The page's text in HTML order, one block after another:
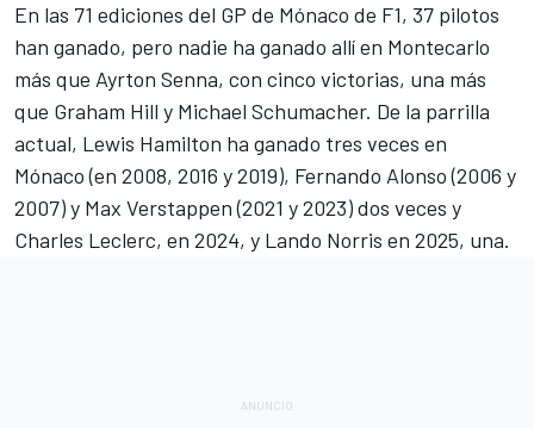
En las 71 ediciones del GP de Mónaco de F1, 37 pilotos
han ganado, pero nadie ha ganado allí en Montecarlo
más que Ayrton Senna, con cinco victorias, una más
que Graham Hill y Michael Schumacher. De la parrilla
actual, Lewis Hamilton ha ganado tres veces en
Mónaco (en 2008, 2016 y 2019), Fernando Alonso(2006 y
2007) y Max Verstappen(2021 y 2023) dos veces y
Charles Leclerc, en 2024, y Lando Norris en 2025, una.